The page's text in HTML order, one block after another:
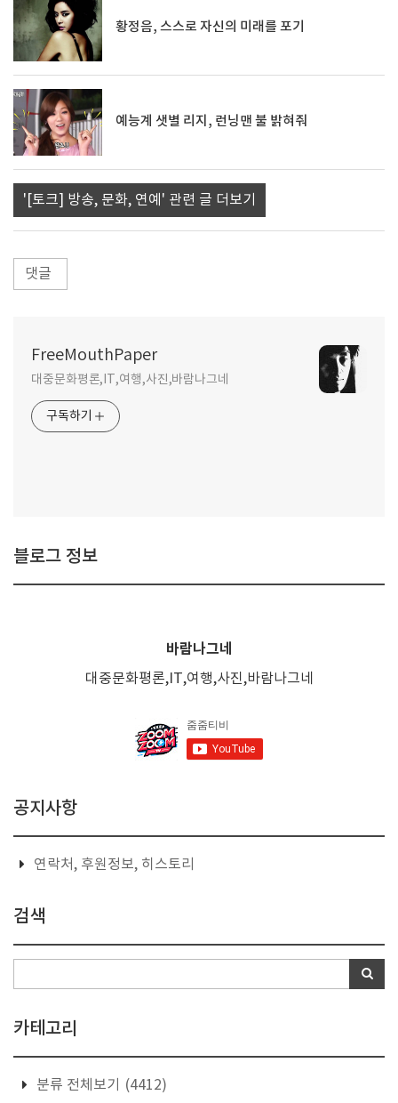
황정음, 스스로 자신의 미래를 포기
예능계 샛별 리지, 런닝맨 불 밝혀줘
'[토크] 방송, 문화, 연예' 관련 글 더보기
댓글
FreeMouthPaper
대중문화평론,IT,여행,사진,바람나그네
구독하기
블로그 정보
바람나그네
대중문화평론,IT,여행,사진,바람나그네
공지사항
연락처, 후원정보, 히스토리
검색
카테고리
분류 전체보기
(4412)